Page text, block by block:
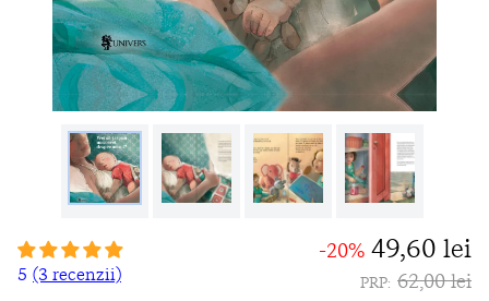
5 (3 recenzii)
-20% 49,60 lei
PRP: 62,00 lei